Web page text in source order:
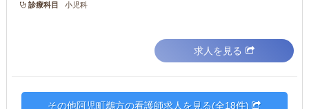
診療科目 小児科
求人を見る
その他阿児町鵜方の看護師求人を見る(全18件)